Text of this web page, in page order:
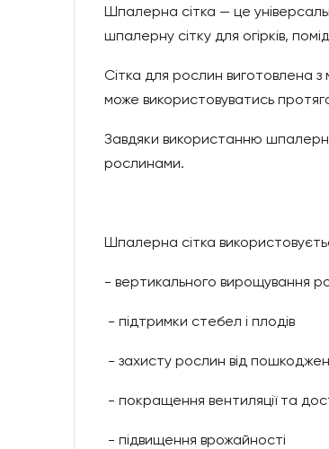
Шпалерна сітка — це
шпалерну сітку для огірків,
Сітка для рослин виготовлена з
може використовуватись
Завдяки використанню
рослинами.
Шпалерна сітка
- вертикального вирощування
- підтримки стебел і плодів
- захисту рослин від
- покращення вентиляції та
- підвищення врожайності